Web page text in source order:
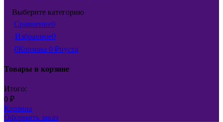
Выберите категорию
Сравнение0
Избранное0
0Корзина 0 ₽пуста
Товары в корзине
Итого:
0 ₽
Корзина
Оформить заказ